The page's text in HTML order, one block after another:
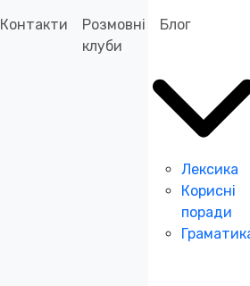
Контакти
Розмовні
клуби
Блог
Лексика
Корисні
поради